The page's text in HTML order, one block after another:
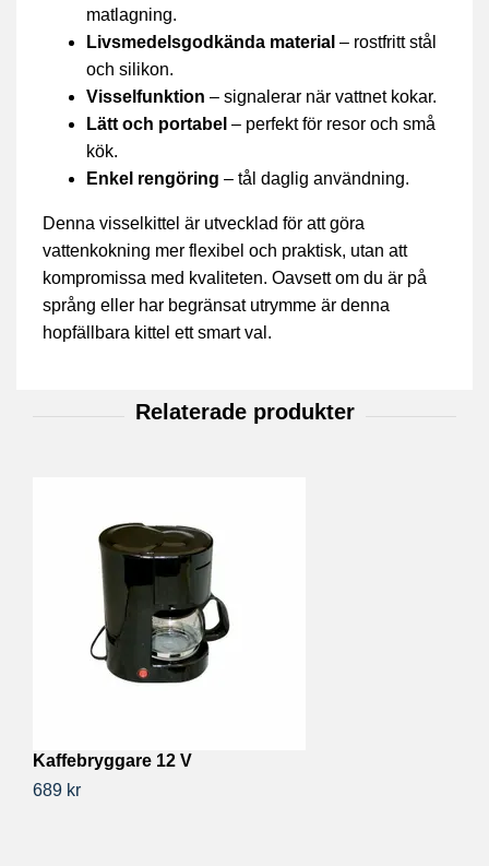
matlagning.
Livsmedelsgodkända material – rostfritt stål
och silikon.
Visselfunktion – signalerar när vattnet kokar.
Lätt och portabel – perfekt för resor och små
kök.
Enkel rengöring – tål daglig användning.
Denna visselkittel är utvecklad för att göra
vattenkokning mer flexibel och praktisk, utan att
kompromissa med kvaliteten. Oavsett om du är på
språng eller har begränsat utrymme är denna
hopfällbara kittel ett smart val.
Kaffebryggare 12 V
689 kr